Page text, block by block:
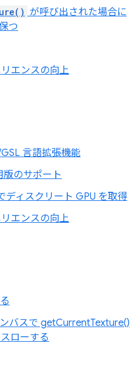
が呼び出された場合に
つ
エンスの向上
言語拡張機能
版のサポート
ディスクリート GPU を取得
エンスの向上
バスで getCurrentTexture()
ローする